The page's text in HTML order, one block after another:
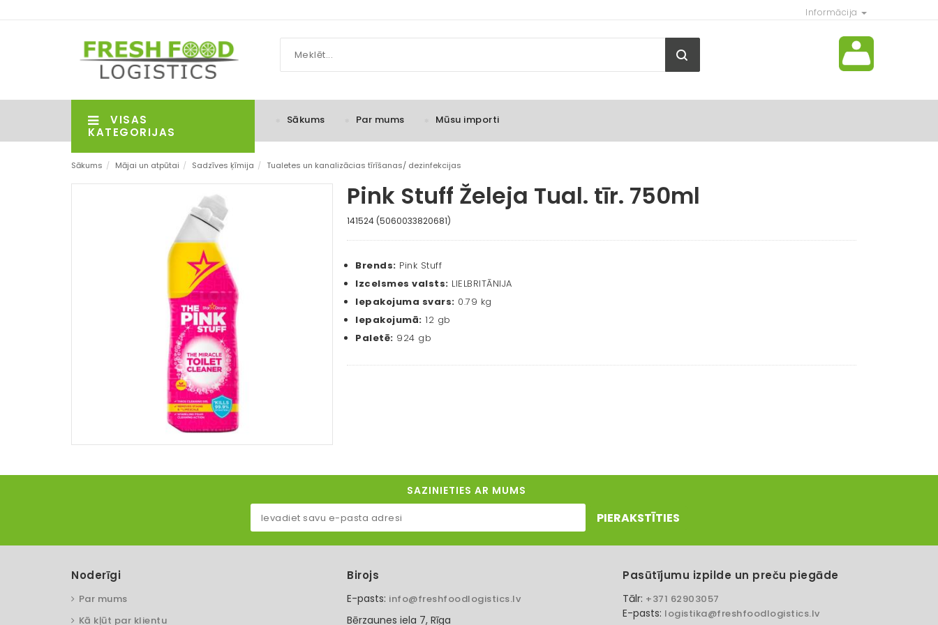
Informācija
VISAS
KATEGORIJAS
Sākums Par mums Mūsu importi
Sākums / Mājai un atpūtai / Sadzīves ķīmija / Tualetes un kanalizācias tīrīšanas/ dezinfekcijas
Pink Stuff Želeja Tual. tīr. 750ml
141524 (5060033820681)
Brends: Pink Stuff
Izcelsmes valsts: LIELBRITĀNIJA
Iepakojuma svars: 0.79 kg
Iepakojumā: 12 gb
Paletē: 924 gb
SAZINIETIES AR MUMS
PIERAKSTĪTIES
Noderīgi
Par mums
Kā kļūt par klientu
Birojs
E-pasts: info@freshfoodlogistics.lv
Bērzaunes iela 7, Rīga
Pasūtījumu izpilde un preču piegāde
Tālr: +371 62903057
E-pasts: logistika@freshfoodlogistics.lv